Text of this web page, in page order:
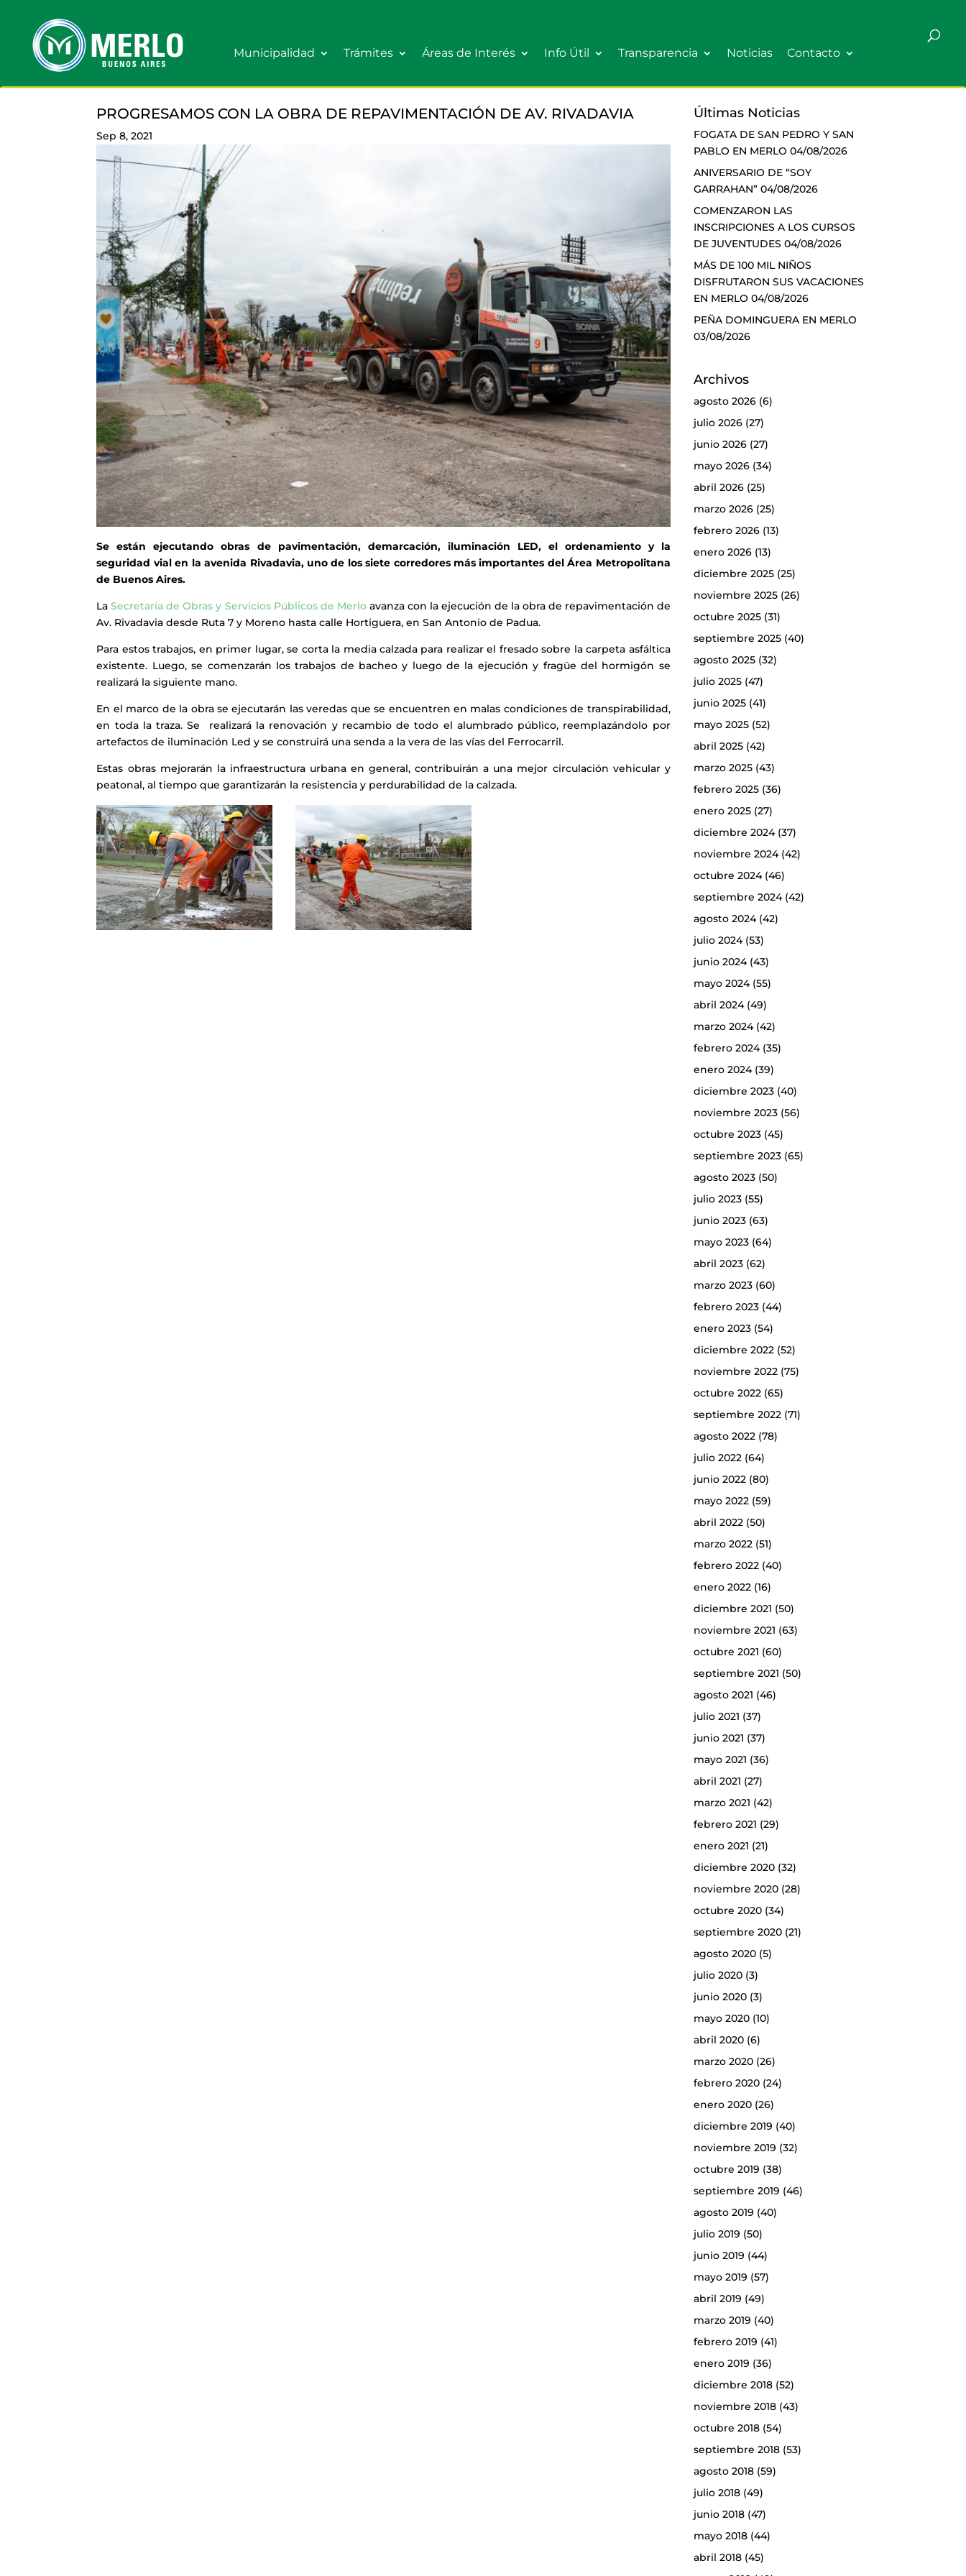
Municipalidad Trámites Áreas de Interés Info Útil Transparencia Noticias Contacto
PROGRESAMOS CON LA OBRA DE REPAVIMENTACIÓN DE AV. RIVADAVIA
Sep 8, 2021
Se están ejecutando obras de pavimentación, demarcación, iluminación LED, el ordenamiento y la
seguridad vial en la avenida Rivadavia, uno de los siete corredores más importantes del Área Metropolitana
de Buenos Aires.
LaSecretaría de Obras y Servicios Públicos de Merloavanza con la ejecución de la obra de repavimentación de
Av. Rivadavia desde Ruta 7 y Moreno hasta calle Hortiguera, en San Antonio de Padua.
Para estos trabajos, en primer lugar, se corta la media calzada para realizar el fresado sobre la carpeta asfáltica
existente. Luego, se comenzarán los trabajos de bacheo y luego de la ejecución y fragüe del hormigón se
realizará la siguiente mano.
En el marco de la obra se ejecutarán las veredas que se encuentren en malas condiciones de transpirabilidad,
en toda la traza. Se realizará la renovación y recambio de todo el alumbrado público, reemplazándolo por
artefactos de iluminación Led y se construirá una senda a la vera de las vías del Ferrocarril.
Estas obras mejorarán la infraestructura urbana en general, contribuirán a una mejor circulación vehicular y
peatonal, al tiempo que garantizarán la resistencia y perdurabilidad de la calzada.
Últimas Noticias
FOGATA DE SAN PEDRO Y SAN
PABLO EN MERLO 04/08/2026
ANIVERSARIO DE “SOY
GARRAHAN” 04/08/2026
COMENZARON LAS
INSCRIPCIONES A LOS CURSOS
DE JUVENTUDES 04/08/2026
MÁS DE 100 MIL NIÑOS
DISFRUTARON SUS VACACIONES
EN MERLO 04/08/2026
PEÑA DOMINGUERA EN MERLO
03/08/2026
Archivos
agosto 2026(6)
julio 2026(27)
junio 2026(27)
mayo 2026(34)
abril 2026(25)
marzo 2026(25)
febrero 2026(13)
enero 2026(13)
diciembre 2025(25)
noviembre 2025(26)
octubre 2025(31)
septiembre 2025(40)
agosto 2025(32)
julio 2025(47)
junio 2025(41)
mayo 2025(52)
abril 2025(42)
marzo 2025(43)
febrero 2025(36)
enero 2025(27)
diciembre 2024(37)
noviembre 2024(42)
octubre 2024(46)
septiembre 2024(42)
agosto 2024(42)
julio 2024(53)
junio 2024(43)
mayo 2024(55)
abril 2024(49)
marzo 2024(42)
febrero 2024(35)
enero 2024(39)
diciembre 2023(40)
noviembre 2023(56)
octubre 2023(45)
septiembre 2023(65)
agosto 2023(50)
julio 2023(55)
junio 2023(63)
mayo 2023(64)
abril 2023(62)
marzo 2023(60)
febrero 2023(44)
enero 2023(54)
diciembre 2022(52)
noviembre 2022(75)
octubre 2022(65)
septiembre 2022(71)
agosto 2022(78)
julio 2022(64)
junio 2022(80)
mayo 2022(59)
abril 2022(50)
marzo 2022(51)
febrero 2022(40)
enero 2022(16)
diciembre 2021 (50)
noviembre 2021 (63)
octubre 2021 (60)
septiembre 2021 (50)
agosto 2021 (46)
julio 2021 (37)
junio 2021 (37)
mayo 2021 (36)
abril 2021 (27)
marzo 2021 (42)
febrero 2021 (29)
enero 2021 (21)
diciembre 2020(32)
noviembre 2020(28)
octubre 2020(34)
septiembre 2020(21)
agosto 2020(5)
julio 2020(3)
junio 2020(3)
mayo 2020(10)
abril 2020(6)
marzo 2020(26)
febrero 2020(24)
enero 2020(26)
diciembre 2019 (40)
noviembre 2019 (32)
octubre 2019 (38)
septiembre 2019 (46)
agosto 2019 (40)
julio 2019 (50)
junio 2019 (44)
mayo 2019 (57)
abril 2019 (49)
marzo 2019 (40)
febrero 2019 (41)
enero 2019 (36)
diciembre 2018(52)
noviembre 2018(43)
octubre 2018(54)
septiembre 2018(53)
agosto 2018(59)
julio 2018(49)
junio 2018(47)
mayo 2018(44)
abril 2018(45)